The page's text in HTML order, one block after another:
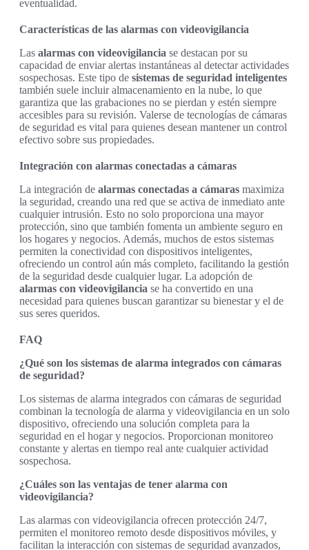
eventualidad.
Características de las alarmas con videovigilancia
Las alarmas con videovigilancia se destacan por su
capacidad de enviar alertas instantáneas al detectar actividades
sospechosas. Este tipo de sistemas de seguridad inteligentes
también suele incluir almacenamiento en la nube, lo que
garantiza que las grabaciones no se pierdan y estén siempre
accesibles para su revisión. Valerse de tecnologías de cámaras
de seguridad es vital para quienes desean mantener un control
efectivo sobre sus propiedades.
Integración con alarmas conectadas a cámaras
La integración de alarmas conectadas a cámaras maximiza
la seguridad, creando una red que se activa de inmediato ante
cualquier intrusión. Esto no solo proporciona una mayor
protección, sino que también fomenta un ambiente seguro en
los hogares y negocios. Además, muchos de estos sistemas
permiten la conectividad con dispositivos inteligentes,
ofreciendo un control aún más completo, facilitando la gestión
de la seguridad desde cualquier lugar. La adopción de
alarmas con videovigilancia se ha convertido en una
necesidad para quienes buscan garantizar su bienestar y el de
sus seres queridos.
FAQ
¿Qué son los sistemas de alarma integrados con cámaras
de seguridad?
Los sistemas de alarma integrados con cámaras de seguridad
combinan la tecnología de alarma y videovigilancia en un solo
dispositivo, ofreciendo una solución completa para la
seguridad en el hogar y negocios. Proporcionan monitoreo
constante y alertas en tiempo real ante cualquier actividad
sospechosa.
¿Cuáles son las ventajas de tener alarma con
videovigilancia?
Las alarmas con videovigilancia ofrecen protección 24/7,
permiten el monitoreo remoto desde dispositivos móviles, y
facilitan la interacción con sistemas de seguridad avanzados,